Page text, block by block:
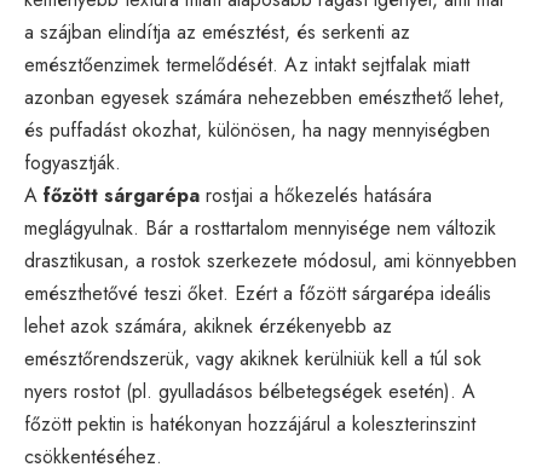
a szájban elindítja az emésztést, és serkenti az
emésztőenzimek termelődését. Az intakt sejtfalak miatt
azonban egyesek számára nehezebben emészthető lehet,
és puffadást okozhat, különösen, ha nagy mennyiségben
fogyasztják.
A főzött sárgarépa rostjai a hőkezelés hatására
meglágyulnak. Bár a rosttartalom mennyisége nem változik
drasztikusan, a rostok szerkezete módosul, ami könnyebben
emészthetővé teszi őket. Ezért a főzött sárgarépa ideális
lehet azok számára, akiknek érzékenyebb az
emésztőrendszerük, vagy akiknek kerülniük kell a túl sok
nyers rostot (pl. gyulladásos bélbetegségek esetén). A
főzött pektin is hatékonyan hozzájárul a koleszterinszint
csökkentéséhez.